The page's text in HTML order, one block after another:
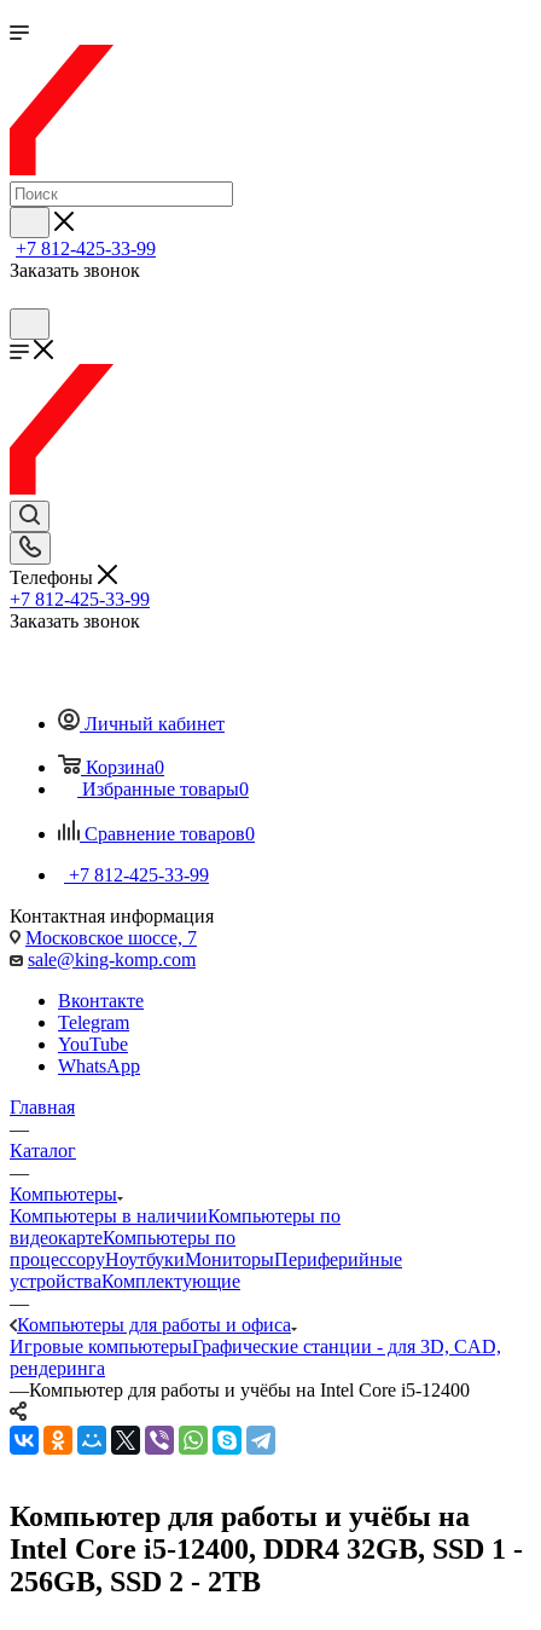
+7 812-425-33-99
Заказать звонок
Телефоны
+7 812-425-33-99
Заказать звонок
Личный кабинет
Корзина0
Избранные товары0
Сравнение товаров0
+7 812-425-33-99
Контактная информация
Московское шоссе, 7
sale@king-komp.com
Вконтакте
Telegram
YouTube
WhatsApp
Главная
—
Каталог
—
Компьютеры
Компьютеры в наличииКомпьютеры по
видеокартеКомпьютеры по
процессоруНоутбукиМониторыПериферийные
устройстваКомплектующие
—
Компьютеры для работы и офиса
Игровые компьютерыГрафические станции - для 3D, CAD,
рендеринга
—Компьютер для работы и учёбы на Intel Core i5-12400
Компьютер для работы и учёбы на
Intel Core i5-12400, DDR4 32GB, SSD 1 -
256GB, SSD 2 - 2TB